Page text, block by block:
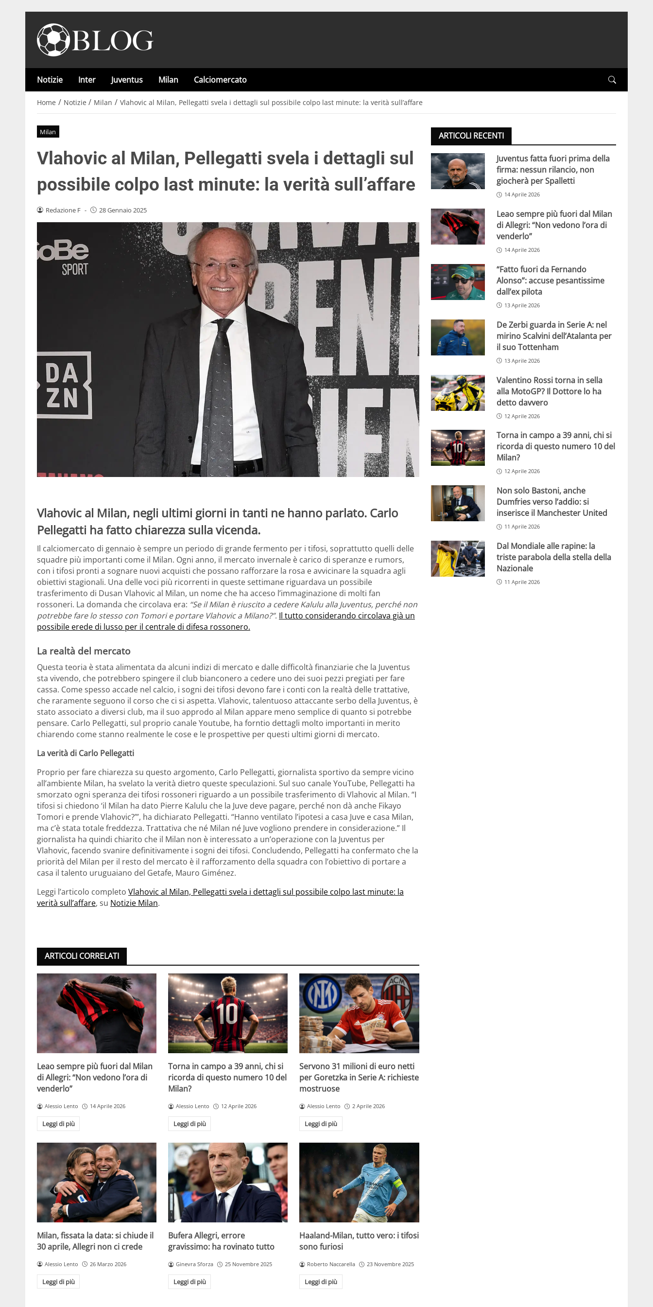
Notizie Inter Juventus Milan Calciomercato
Home / Notizie / Milan / Vlahovic al Milan, Pellegatti svela i dettagli sul possibile colpo last minute: la verità sull’affare
Milan
Vlahovic al Milan, Pellegatti svela i dettagli sul
possibile colpo last minute: la verità sull’affare
Redazione F - 28 Gennaio 2025
Vlahovic al Milan, negli ultimi giorni in tanti ne hanno parlato. Carlo
Pellegatti ha fatto chiarezza sulla vicenda.
Il calciomercato di gennaio è sempre un periodo di grande fermento per i tifosi, soprattutto quelli delle
squadre più importanti come il Milan. Ogni anno, il mercato invernale è carico di speranze e rumors,
con i tifosi pronti a sognare nuovi acquisti che possano rafforzare la rosa e avvicinare la squadra agli
obiettivi stagionali. Una delle voci più ricorrenti in queste settimane riguardava un possibile
trasferimento di Dusan Vlahovic al Milan, un nome che ha acceso l’immaginazione di molti fan
rossoneri. La domanda che circolava era: “Se il Milan è riuscito a cedere Kalulu alla Juventus, perché non
potrebbe fare lo stesso con Tomori e portare Vlahovic a Milano?”. Il tutto considerando circolava già un
possibile erede di lusso per il centrale di difesa rossonero.
La realtà del mercato
Questa teoria è stata alimentata da alcuni indizi di mercato e dalle difficoltà finanziarie che la Juventus
sta vivendo, che potrebbero spingere il club bianconero a cedere uno dei suoi pezzi pregiati per fare
cassa. Come spesso accade nel calcio, i sogni dei tifosi devono fare i conti con la realtà delle trattative,
che raramente seguono il corso che ci si aspetta. Vlahovic, talentuoso attaccante serbo della Juventus, è
stato associato a diversi club, ma il suo approdo al Milan appare meno semplice di quanto si potrebbe
pensare. Carlo Pellegatti, sul proprio canale Youtube, ha forntio dettagli molto importanti in merito
chiarendo come stanno realmente le cose e le prospettive per questi ultimi giorni di mercato.
La verità di Carlo Pellegatti
Proprio per fare chiarezza su questo argomento, Carlo Pellegatti, giornalista sportivo da sempre vicino
all’ambiente Milan, ha svelato la verità dietro queste speculazioni. Sul suo canale YouTube, Pellegatti ha
smorzato ogni speranza dei tifosi rossoneri riguardo a un possibile trasferimento di Vlahovic al Milan. “I
tifosi si chiedono ‘il Milan ha dato Pierre Kalulu che la Juve deve pagare, perché non dà anche Fikayo
Tomori e prende Vlahovic?’”, ha dichiarato Pellegatti. “Hanno ventilato l’ipotesi a casa Juve e casa Milan,
ma c’è stata totale freddezza. Trattativa che né Milan né Juve vogliono prendere in considerazione.” Il
giornalista ha quindi chiarito che il Milan non è interessato a un’operazione con la Juventus per
Vlahovic, facendo svanire definitivamente i sogni dei tifosi. Concludendo, Pellegatti ha confermato che la
priorità del Milan per il resto del mercato è il rafforzamento della squadra con l’obiettivo di portare a
casa il talento uruguaiano del Getafe, Mauro Giménez.
Leggi l’articolo completo Vlahovic al Milan, Pellegatti svela i dettagli sul possibile colpo last minute: la
verità sull’affare, su Notizie Milan.
ARTICOLI CORRELATI
Leao sempre più fuori dal Milan
di Allegri: “Non vedono l’ora di
venderlo”
Alessio Lento 14 Aprile 2026
Leggi di più
Torna in campo a 39 anni, chi si
ricorda di questo numero 10 del
Milan?
Alessio Lento 12 Aprile 2026
Leggi di più
Servono 31 milioni di euro netti
per Goretzka in Serie A: richieste
mostruose
Alessio Lento 2 Aprile 2026
Leggi di più
Milan, fissata la data: si chiude il
30 aprile, Allegri non ci crede
Alessio Lento 26 Marzo 2026
Leggi di più
Bufera Allegri, errore
gravissimo: ha rovinato tutto
Ginevra Sforza 25 Novembre 2025
Leggi di più
Haaland-Milan, tutto vero: i tifosi
sono furiosi
Roberto Naccarella 23 Novembre 2025
Leggi di più
ARTICOLI RECENTI
Juventus fatta fuori prima della
firma: nessun rilancio, non
giocherà per Spalletti
14 Aprile 2026
Leao sempre più fuori dal Milan
di Allegri: “Non vedono l’ora di
venderlo”
14 Aprile 2026
“Fatto fuori da Fernando
Alonso”: accuse pesantissime
dall’ex pilota
13 Aprile 2026
De Zerbi guarda in Serie A: nel
mirino Scalvini dell’Atalanta per
il suo Tottenham
13 Aprile 2026
Valentino Rossi torna in sella
alla MotoGP? Il Dottore lo ha
detto davvero
12 Aprile 2026
Torna in campo a 39 anni, chi si
ricorda di questo numero 10 del
Milan?
12 Aprile 2026
Non solo Bastoni, anche
Dumfries verso l’addio: si
inserisce il Manchester United
11 Aprile 2026
Dal Mondiale alle rapine: la
triste parabola della stella della
Nazionale
11 Aprile 2026